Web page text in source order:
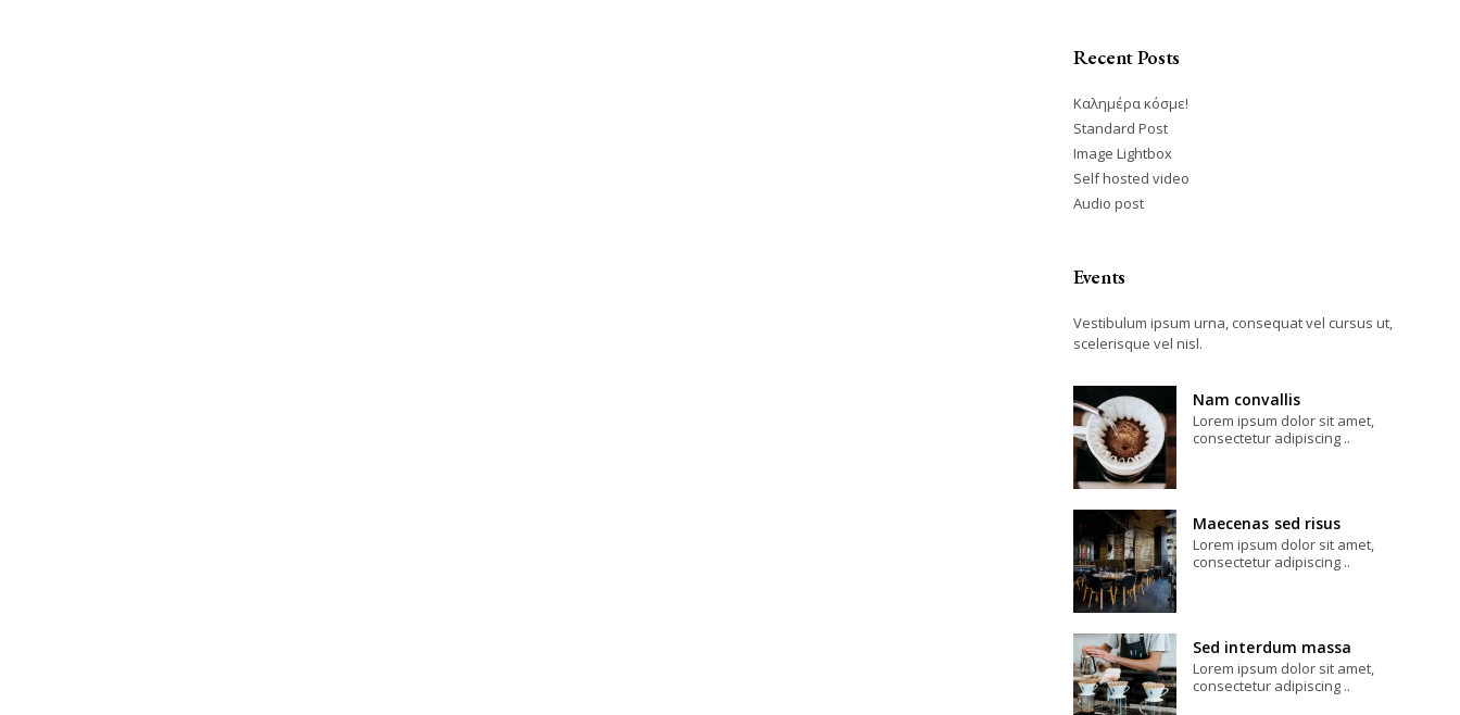
Recent Posts
Καλημέρα κόσμε!
Standard Post
Image Lightbox
Self hosted video
Audio post
Events
Vestibulum ipsum urna, consequat vel cursus ut,
scelerisque vel nisl.
Nam convallis
Lorem ipsum dolor sit amet,
consectetur adipiscing ..
Maecenas sed risus
Lorem ipsum dolor sit amet,
consectetur adipiscing ..
Sed interdum massa
Lorem ipsum dolor sit amet,
consectetur adipiscing ..